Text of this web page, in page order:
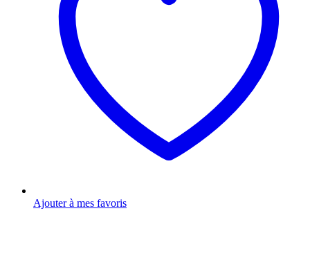
Ajouter à mes favoris